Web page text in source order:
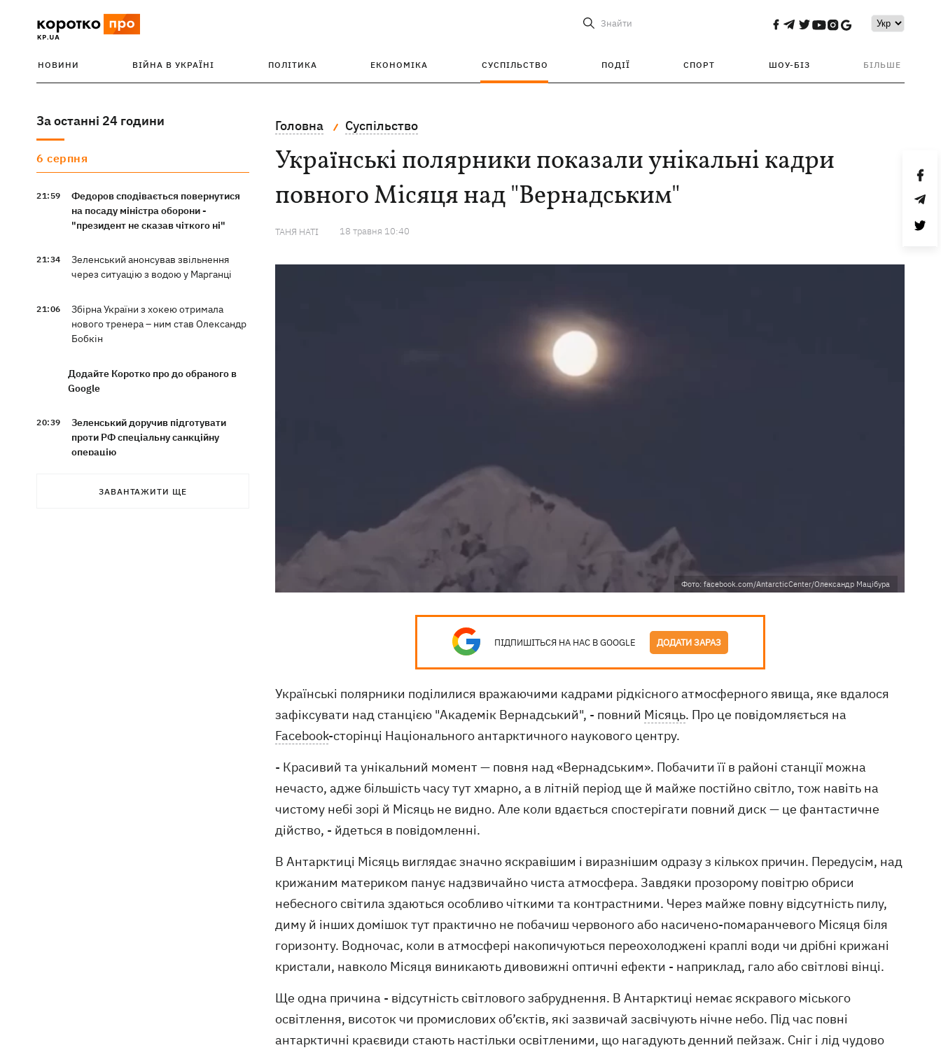
Знайти
НОВИНИ ВІЙНА В УКРАЇНІ ПОЛІТИКА ЕКОНОМІКА СУСПІЛЬСТВО ПОДІЇ СПОРТ ШОУ-БІЗ БІЛЬШЕ
За останні 24 години
6 серпня
21:59
Федоров сподівається повернутися
на посаду міністра оборони -
"президент не сказав чіткого ні"
21:34
Зеленський анонсував звільнення
через ситуацію з водою у Марганці
21:06
Збірна України з хокею отримала
нового тренера – ним став Олександр
Бобкін
Додайте Коротко про до обраного в
Google
20:39
Зеленський доручив підготувати
проти РФ спеціальну санкційну
операцію
Дрони СБУ вразили два кораблі ФСБ
ЗАВАНТАЖИТИ ЩЕ
Головна Суспільство
Українські полярники показали унікальні кадри
повного Місяця над "Вернадським"
ТАНЯ НАТІ 18 травня 10:40
Фото: facebook.com/AntarcticCenter/Олександр Мацібура
ПІДПИШІТЬСЯ НА НАС В GOOGLE ДОДАТИ ЗАРАЗ
Українські полярники поділилися вражаючими кадрами рідкісного атмосферного явища, яке вдалося
зафіксувати над станцією "Академік Вернадський", - повний Місяць. Про це повідомляється на
Facebook-сторінці Національного антарктичного наукового центру.
- Красивий та унікальний момент — повня над «Вернадським». Побачити її в районі станції можна
нечасто, адже більшість часу тут хмарно, а в літній період ще й майже постійно світло, тож навіть на
чистому небі зорі й Місяць не видно. Але коли вдається спостерігати повний диск — це фантастичне
дійство, - йдеться в повідомленні.
В Антарктиці Місяць виглядає значно яскравішим і виразнішим одразу з кількох причин. Передусім, над
крижаним материком панує надзвичайно чиста атмосфера. Завдяки прозорому повітрю обриси
небесного світила здаються особливо чіткими та контрастними. Через майже повну відсутність пилу,
диму й інших домішок тут практично не побачиш червоного або насичено-помаранчевого Місяця біля
горизонту. Водночас, коли в атмосфері накопичуються переохолоджені краплі води чи дрібні крижані
кристали, навколо Місяця виникають дивовижні оптичні ефекти - наприклад, гало або світлові вінці.
Ще одна причина - відсутність світлового забруднення. В Антарктиці немає яскравого міського
освітлення, висоток чи промислових об’єктів, які зазвичай засвічують нічне небо. Під час повні
антарктичні краєвиди стають настільки освітленими, що нагадують денний пейзаж. Сніг і лід чудово